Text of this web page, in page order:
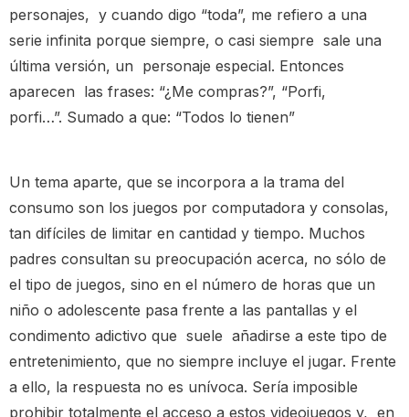
personajes, y cuando digo “toda”, me refiero a una
serie infinita porque siempre, o casi siempre sale una
última versión, un personaje especial. Entonces
aparecen las frases: “¿Me compras?”, “Porfi,
porfi…”. Sumado a que: “Todos lo tienen”
Un tema aparte, que se incorpora a la trama del
consumo son los juegos por computadora y consolas,
tan difíciles de limitar en cantidad y tiempo. Muchos
padres consultan su preocupación acerca, no sólo de
el tipo de juegos, sino en el número de horas que un
niño o adolescente pasa frente a las pantallas y el
condimento adictivo que suele añadirse a este tipo de
entretenimiento, que no siempre incluye el jugar. Frente
a ello, la respuesta no es unívoca. Sería imposible
prohibir totalmente el acceso a estos videojuegos y, en